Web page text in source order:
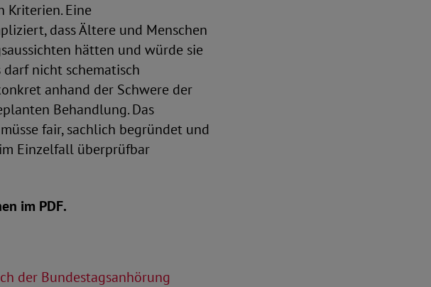
Kriterien. Eine
dass Ältere und Menschen
hätten und würde sie
nicht schematisch
anhand der Schwere der
Behandlung. Das
fair, sachlich begründet und
Einzelfall überprüfbar
im PDF.
der Bundestagsanhörung